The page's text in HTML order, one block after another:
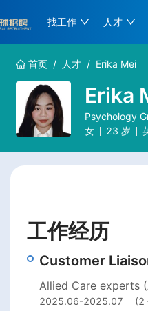
找工作 人才
首页 / 人才 / Erika Mei
Erika
Psychology
女
23 岁
工作经历
Customer
Allied Care experts
2025.06-2025.07
(2